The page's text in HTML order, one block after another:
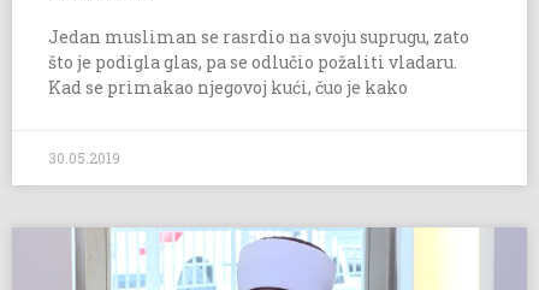
Jedan musliman se rasrdio na svoju suprugu, zato
što je podigla glas, pa se odlučio požaliti vladaru.
Kad se primakao njegovoj kući, čuo je kako
30.05.2019